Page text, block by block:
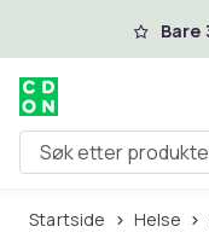
Hopp til Bare
Søk etter produkter
Startside Helse